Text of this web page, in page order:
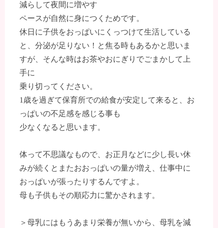
減らして夜間に増やす
ペースが自然に身につくためです。
休日に子供をおっぱいにくっつけて生活している
と、分泌が足りない！と焦る時もあるかと思いま
すが、そんな時はお茶やおにぎりでごまかして上
手に
乗り切ってください。
1歳を過ぎて保育所での給食が安定して来ると、お
っぱいの不足感を感じる事も
少なくなると思います。
体って不思議なもので、お正月などに少し長い休
みが続くとまたおおっぱいの量が増え、仕事中に
おっぱいが張ったりするんですよ。
母も子供もその順応力に驚かされます。
＞母乳にはもうあまり栄養が無いから、母乳を減